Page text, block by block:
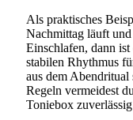
Als praktisches
Nachmittag läuft
Einschlafen, dann ist
stabilen Rhythmus
aus dem
Regeln vermeidest
Toniebox